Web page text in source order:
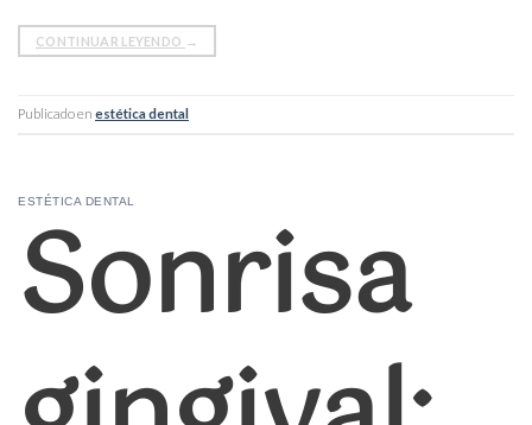
CONTINUAR LEYENDO →
Publicado en estética dental
ESTÉTICA DENTAL
Sonrisa